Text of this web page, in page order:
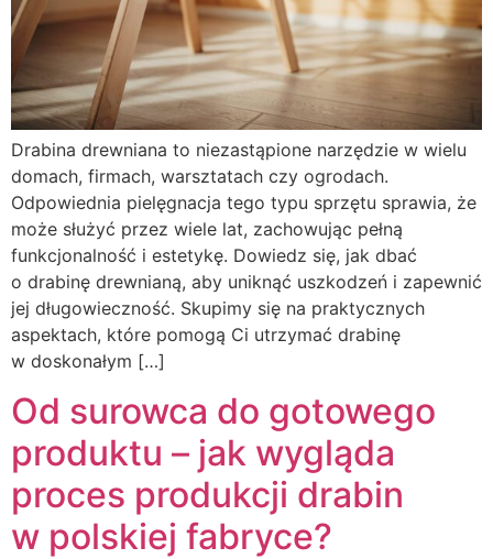
Drabina drewniana to niezastąpione narzędzie w wielu
domach, firmach, warsztatach czy ogrodach.
Odpowiednia pielęgnacja tego typu sprzętu sprawia, że
może służyć przez wiele lat, zachowując pełną
funkcjonalność i estetykę. Dowiedz się, jak dbać
o drabinę drewnianą, aby uniknąć uszkodzeń i zapewnić
jej długowieczność. Skupimy się na praktycznych
aspektach, które pomogą Ci utrzymać drabinę
w doskonałym […]
Od surowca do gotowego
produktu – jak wygląda
proces produkcji drabin
w polskiej fabryce?